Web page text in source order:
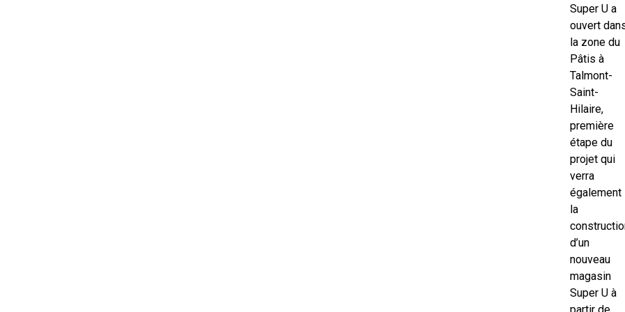
Super U a
ouvert
la zone du
Pâtis à
Talmont-
Saint-
Hilaire,
première
étape du
projet qui
verra
également
la
d’un
nouveau
magasin
Super U à